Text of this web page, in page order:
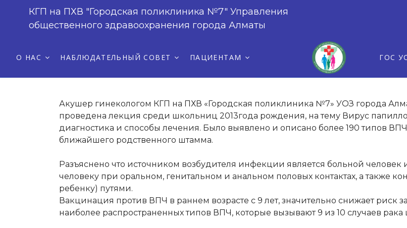
КГП на ПХВ "Городская поликлиника №7" Управления
общественного здравоохранения города Алматы
О НАС НАБЛЮДАТЕЛЬНЫЙ СОВЕТ ПАЦИЕНТАМ ГОС
Лекция среди школьниц 2013года рождения, на
причины появления, симптомы,
Акушер гинекологом КГП на ПХВ «Городская поликлиника №7» УОЗ города
проведена лекция среди школьниц 2013года рождения, на тему Вирус
диагностика и способы лечения. Было выявлено и описано более 190 типов
ближайшего родственного штамма.
Разъяснено что источником возбудителя инфекции является больной человек
человеку при оральном, генитальном и анальном половых контактах, а также
ребенку) путями.
Вакцинация против ВПЧ в раннем возрасте с 9 лет, значительно снижает риск
наиболее распространенных типов ВПЧ, которые вызывают 9 из 10 случаев